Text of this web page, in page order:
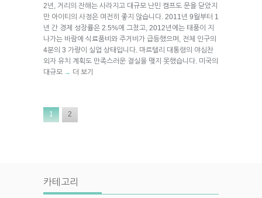
2년, 거리의 잔해는 사라지고 대규모 난민 캠프도 문을 닫았지
만 아이티의 사정은 여전히 좋지 않습니다. 2011년 9월부터 1
년 간 경제 성장률은 2.5%에 그쳤고, 2012년에는 태풍이 지
나가는 바람에 식료품비와 주거비가 급등했으며, 전체 인구의
4분의 3 가량이 실업 상태입니다. 마르텔리 대통령의 야심찬
외자 유치 계획도 만족스러운 결실을 맺지 못했습니다. 미국의
대규모 → 더 보기
1 2
카테고리